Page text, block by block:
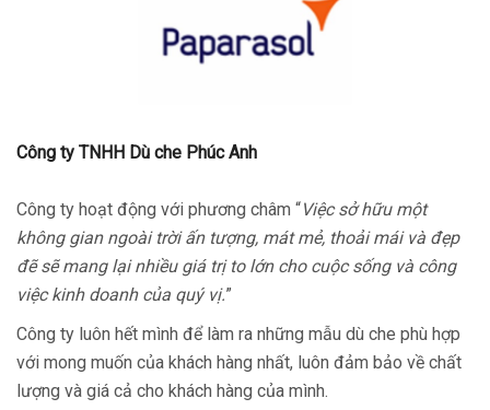
Công ty TNHH Dù che Phúc Anh
Công ty hoạt động với phương châm “Việc sở hữu một
không gian ngoài trời ấn tượng, mát mẻ, thoải mái và đẹp
đẽ sẽ mang lại nhiều giá trị to lớn cho cuộc sống và công
việc kinh doanh của quý vị.”
Công ty luôn hết mình để làm ra những mẫu dù che phù hợp
với mong muốn của khách hàng nhất, luôn đảm bảo về chất
lượng và giá cả cho khách hàng của mình.